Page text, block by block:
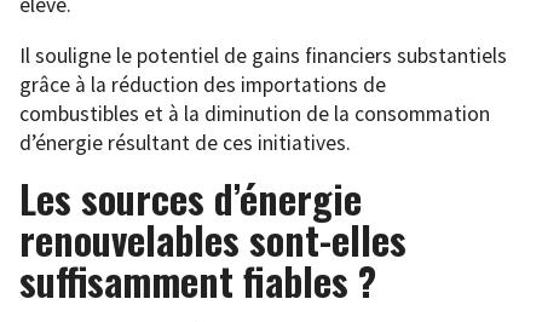
Il souligne le potentiel de gains financiers substantiels
grâce à la réduction des importations de
combustibles et à la diminution de la consommation
d’énergie résultant de ces initiatives.
Les sources d’énergie
renouvelables sont-elles
suffisamment fiables ?